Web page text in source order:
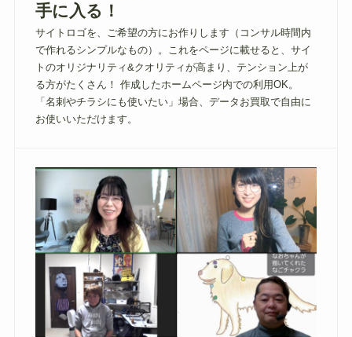
手に入る！
サイトロゴを、ご希望の方にお作りします（コンサル時間内
で作れるシンプルなもの）。これをページに載せると、サイ
トのオリジナリティ&クオリティが高まり、テンション上が
る方がたくさん！ 作成したホームページ内での利用OK。
「名刺やチラシにも使いたい」場合、データお買取で自由に
お使いいただけます。